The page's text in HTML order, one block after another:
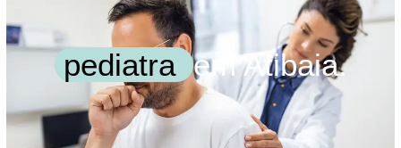
pediatra em Atibaia.